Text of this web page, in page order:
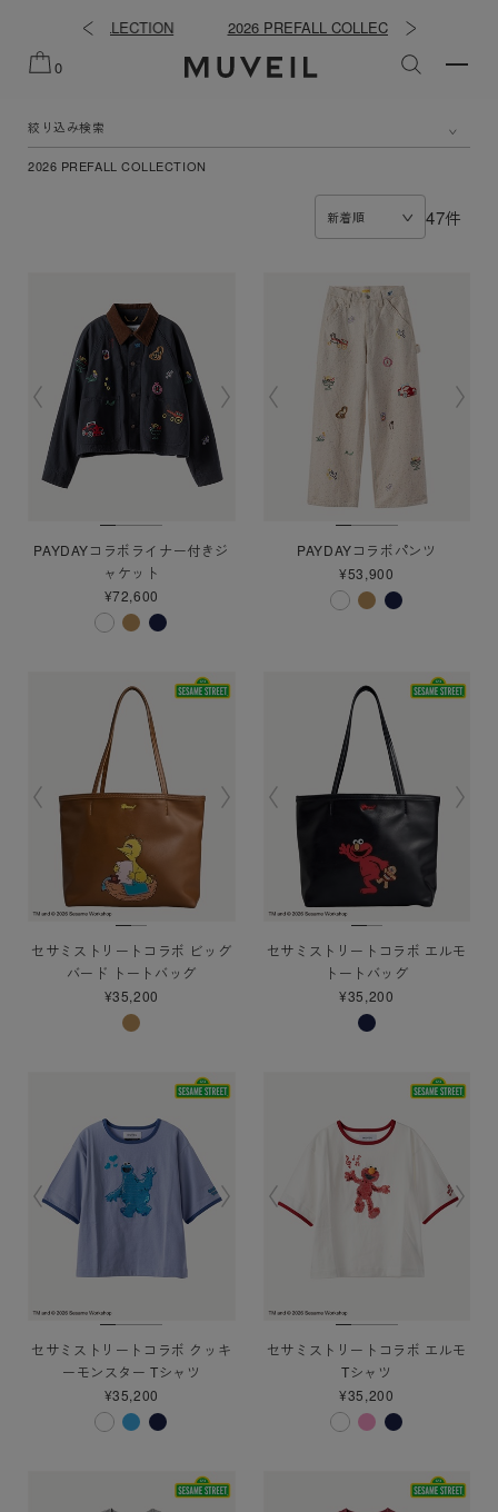
COLLECTION 2026 PREFALL COLLECTION
0
絞り込み検索
2026 PREFALL COLLECTION
47件
新着順
PAYDAYコラボライナー付きジ
ャケット
¥72,600
PAYDAYコラボパンツ
¥53,900
セサミストリートコラボ ビッグ
バード トートバッグ
¥35,200
セサミストリートコラボ エルモ
トートバッグ
¥35,200
セサミストリートコラボ クッキ
ーモンスター Tシャツ
¥35,200
セサミストリートコラボ エルモ
Tシャツ
¥35,200